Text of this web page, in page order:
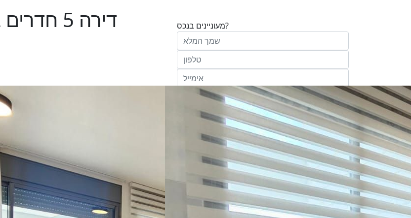
דירה 5
מעוניינים בנכס?
בע"מ ו/או מי מטעמה ("אנגלו סכסון") בדוא"ל,
במסרונים ובשיחת טלפון שיווקית, הצעות ודברי שיווק
ופרסומת כהגדרתם בחוק וכן, שפרטיי האישיים
יישמרו במאגריה וישמשו אותה לשליחת מידע ולקידום
פעילותיה, לרבות אך לא רק, לעריכת ניתוח מידע
ומחקר סטטיסטי.למדיניות הפרטיות של החברה.